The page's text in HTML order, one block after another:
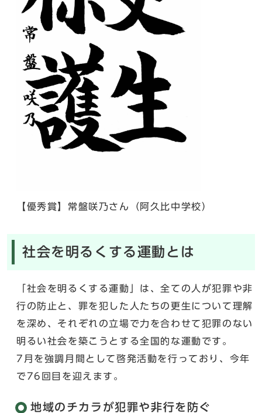
【優秀賞】常盤咲乃さん（阿久比中学校）
社会を明るくする運動とは
「社会を明るくする運動」は、全ての人が犯罪や非
行の防止と、罪を犯した人たちの更生について理解
を深め、それぞれの立場で力を合わせて犯罪のない
明るい社会を築こうとする全国的な運動です。
7月を強調月間として啓発活動を行っており、今年
で76回目を迎えます。
地域のチカラが犯罪や非行を防ぐ